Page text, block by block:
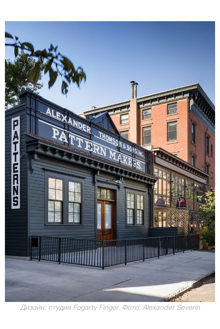
Дизайн: студия Fogarty Finger. Фото: Alexander Severin